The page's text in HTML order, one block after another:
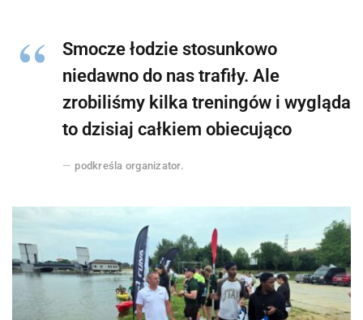
Smocze łodzie stosunkowo
niedawno do nas trafiły. Ale
zrobiliśmy kilka treningów i wygląda
to dzisiaj całkiem obiecująco
podkreśla organizator.